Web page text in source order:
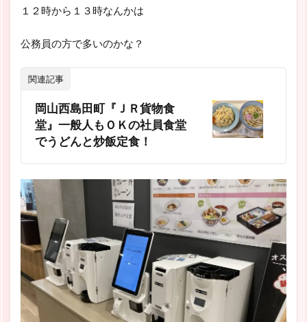
１２時から１３時なんかは
公務員の方で多いのかな？
関連記事
岡山西島田町『ＪＲ貨物食
堂』一般人もＯＫの社員食堂
でうどんと炒飯定食！